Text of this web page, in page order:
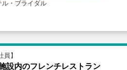
・ブライダル
】
設内のフレンチレストラン